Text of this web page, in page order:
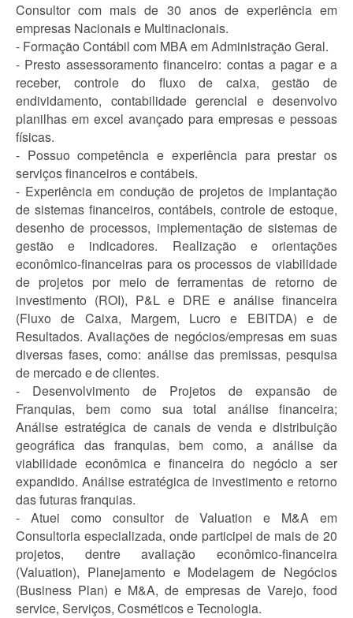
Consultor com mais de 30 anos de experiência em
empresas Nacionais e Multinacionais.
- Formação Contábil com MBA em Administração Geral.
- Presto assessoramento financeiro: contas a pagar e a
receber, controle do fluxo de caixa, gestão de
endividamento, contabilidade gerencial e desenvolvo
planilhas em excel avançado para empresas e pessoas
físicas.
- Possuo competência e experiência para prestar os
serviços financeiros e contábeis.
- Experiência em condução de projetos de implantação
de sistemas financeiros, contábeis, controle de estoque,
desenho de processos, implementação de sistemas de
gestão e indicadores. Realização e orientações
econômico-financeiras para os processos de viabilidade
de projetos por meio de ferramentas de retorno de
investimento (ROI), P&L e DRE e análise financeira
(Fluxo de Caixa, Margem, Lucro e EBITDA) e de
Resultados. Avaliações de negócios/empresas em suas
diversas fases, como: análise das premissas, pesquisa
de mercado e de clientes.
- Desenvolvimento de Projetos de expansão de
Franquias, bem como sua total análise financeira;
Análise estratégica de canais de venda e distribuição
geográfica das franquias, bem como, a análise da
viabilidade econômica e financeira do negócio a ser
expandido. Análise estratégica de investimento e retorno
das futuras franquias.
- Atuei como consultor de Valuation e M&A em
Consultoria especializada, onde participei de mais de 20
projetos, dentre avaliação econômico-financeira
(Valuation), Planejamento e Modelagem de Negócios
(Business Plan) e M&A, de empresas de Varejo, food
service, Serviços, Cosméticos e Tecnologia.